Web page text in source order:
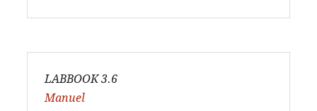
LABBOOK 3.6
Manuel